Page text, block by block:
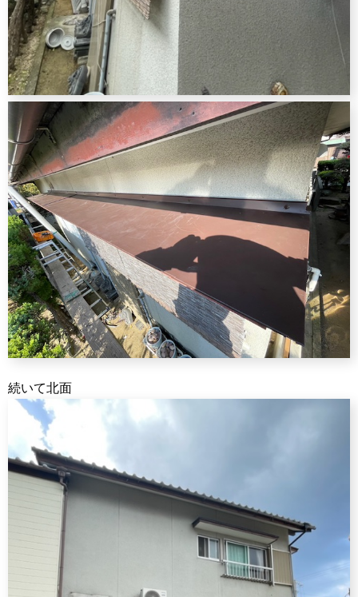
続いて北面